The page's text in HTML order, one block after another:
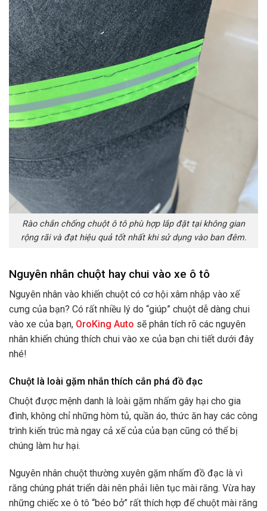
Rào chắn chống chuột ô tô phù hợp lắp đặt tại không gian
rộng rãi và đạt hiệu quả tốt nhất khi sử dụng vào ban đêm.
Nguyên nhân chuột hay chui vào xe ô tô
Nguyên nhân vào khiến chuột có cơ hội xâm nhập vào xế
cưng của bạn? Có rất nhiều lý do “giúp” chuột dễ dàng chui
vào xe của bạn, OroKing Auto sẽ phân tích rõ các nguyên
nhân khiến chúng thích chui vào xe của bạn chi tiết dưới đây
nhé!
Chuột là loài gặm nhắn thích cắn phá đồ đạc
Chuột được mệnh danh là loài gặm nhấm gây hại cho gia
đình, không chỉ những hòm tủ, quần áo, thức ăn hay các công
trình kiến trúc mà ngay cả xế của của bạn cũng có thể bị
chúng làm hư hại.
Nguyên nhân chuột thường xuyên gặm nhấm đồ đạc là vì
răng chúng phát triển dài nên phải liên tục mài răng. Vừa hay
những chiếc xe ô tô “béo bở” rất thích hợp để chuột mài răng